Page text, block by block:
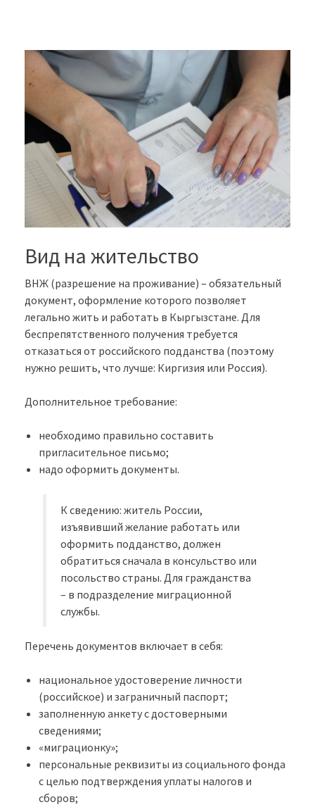
Вид на жительство
ВНЖ (разрешение на проживание) – обязательный
документ, оформление которого позволяет
легально жить и работать в Кыргызстане. Для
беспрепятственного получения требуется
отказаться от российского подданства (поэтому
нужно решить, что лучше: Киргизия или Россия).
Дополнительное требование:
необходимо правильно составить
пригласительное письмо;
надо оформить документы.
К сведению: житель России,
изъявивший желание работать или
оформить подданство, должен
обратиться сначала в консульство или
посольство страны. Для гражданства
– в подразделение миграционной
службы.
Перечень документов включает в себя:
национальное удостоверение личности
(российское) и заграничный паспорт;
заполненную анкету с достоверными
сведениями;
«миграционку»;
персональные реквизиты из социального фонда
с целью подтверждения уплаты налогов и
сборов;